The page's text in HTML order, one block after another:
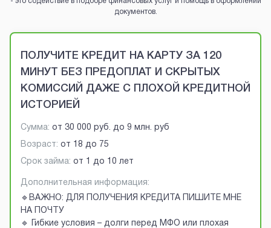
документов.
Brobaza - VIP-объявления
ПОЛУЧИТЕ КРЕДИТ НА КАРТУ ЗА 120
МИНУТ БЕЗ ПРЕДОПЛАТ И СКРЫТЫХ
КОМИССИЙ ДАЖЕ С ПЛОХОЙ КРЕДИТНОЙ
ИСТОРИЕЙ
Сумма: от 30 000 руб. до 9 млн. руб
Возраст: от 18 до 75
Срок займа: от 1 до 10 лет
Дополнительная информация:
🔹ВАЖНО: ДЛЯ ПОЛУЧЕНИЯ КРЕДИТА ПИШИТЕ МНЕ
НА ПОЧТУ
🔹 Гибкие условия – долги перед МФО или плохая